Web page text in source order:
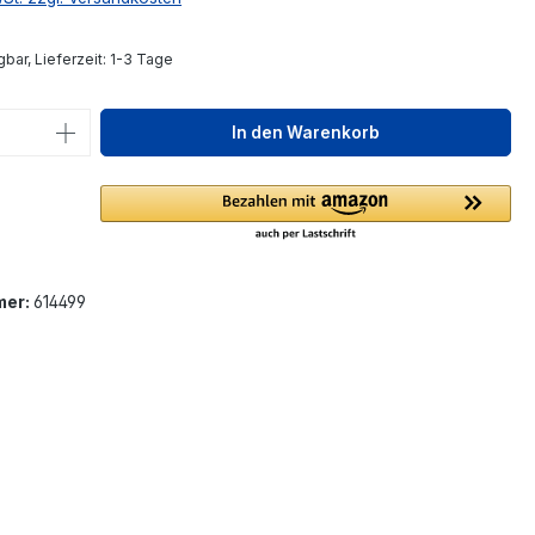
Lieferzeit: 1-3 Tage
Anzahl: Gib den gewünschten Wert
In den Warenkorb
614499